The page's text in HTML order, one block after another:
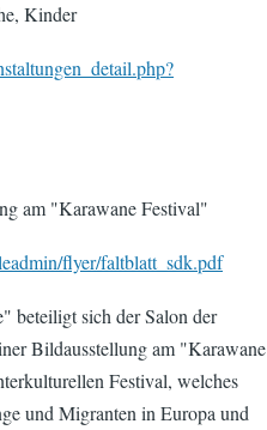
Kinder
am "Karawane Festival"
flyer/faltblatt_sdk.pdf
beteiligt sich der Salon der
Bildausstellung am "Karawane
Festival, welches
und Migranten in Europa und